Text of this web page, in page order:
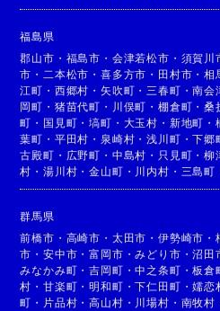
福島県
郡山市 ・ 福島市 ・ 会津若松市 ・ 須賀川
市 ・ 二本松市 ・喜多方市 ・ 田村市 ・相
江町 ・ 西郷村 ・矢吹町 ・ 三春町 ・南会
岡町 ・ 猪苗代町 ・ 川俣町 ・棚倉町 ・桑
町 ・ 国見町 ・塙町 ・ 大玉村 ・ 新地町 ・
葉町 ・ 平田村 ・ 泉崎村 ・浅川町 ・下郷
古殿町 ・ 広野町 ・ 中島村 ・ 只見町 ・柳
村 ・湯川村 ・金山町 ・ 川内村 ・ 三島町
群馬県
前橋市 ・ 高崎市 ・ 太田市 ・伊勢崎市 ・
市 ・安中市 ・富岡市 ・みどり市 ・沼田
みなかみ町 ・吉岡町 ・中之条町 ・板倉
村 ・甘楽町 ・明和町 ・下仁田町 ・嬬恋
町 ・ 片品村 ・高山村 ・ 川場村 ・ 南牧村